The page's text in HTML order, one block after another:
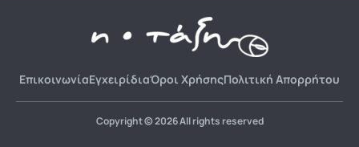
ΕπικοινωνίαΕγχειρίδιαΌροι ΧρήσηςΠολιτική Απορρήτου
Copyright © 2026 All rights reserved